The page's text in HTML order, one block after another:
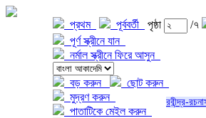
প্রথম পূর্ববর্তী পৃষ্ঠা /৭
পূর্ণ স্ক্রীনে যান
নর্মাল স্ক্রীনে ফিরে আসুন
বড় করুন
ছোট করুন
মুদ্রণ করুন
পাতাটিকে মেইল করুন
রবীন্দ্র-